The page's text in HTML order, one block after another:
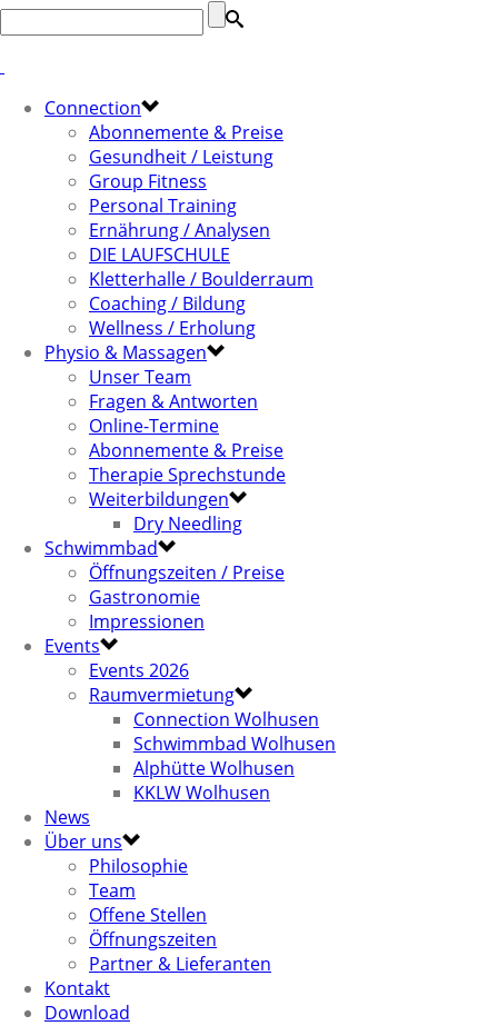
Connection
Abonnemente & Preise
Gesundheit / Leistung
Group Fitness
Personal Training
Ernährung / Analysen
DIE LAUFSCHULE
Kletterhalle / Boulderraum
Coaching / Bildung
Wellness / Erholung
Physio & Massagen
Unser Team
Fragen & Antworten
Online-Termine
Abonnemente & Preise
Therapie Sprechstunde
Weiterbildungen
Dry Needling
Schwimmbad
Öffnungszeiten / Preise
Gastronomie
Impressionen
Events
Events 2026
Raumvermietung
Connection Wolhusen
Schwimmbad Wolhusen
Alphütte Wolhusen
KKLW Wolhusen
News
Über uns
Philosophie
Team
Offene Stellen
Öffnungszeiten
Partner & Lieferanten
Kontakt
Download